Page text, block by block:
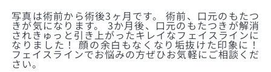
写真は術前から術後3ヶ月です。 術前、口元のもたつ
きが気になります。 3か月後、口元のもたつきが解消
されきゅっと引き上がったキレイなフェイスラインに
なりました！ 顔の余白もなくなり垢抜けた印象に！
フェイスラインでお悩みの方ぜひお気軽にご相談くだ
さい。